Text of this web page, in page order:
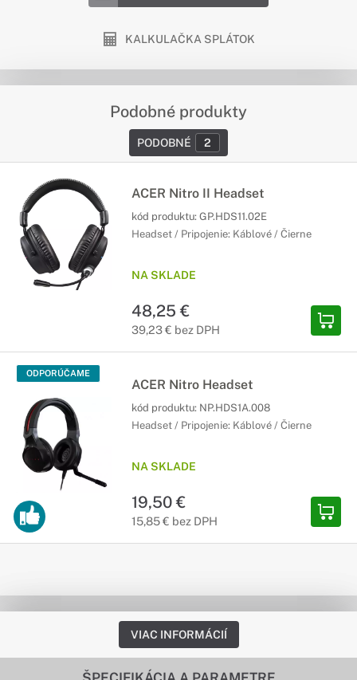
KALKULAČKA SPLÁTOK
Podobné produkty
PODOBNÉ 2
ACER Nitro II Headset
kód produktu: GP.HDS11.02E
Headset / Pripojenie: Káblové / Čierne
NA SKLADE
48,25 €
39,23 € bez DPH
ODPORÚČAME
ACER Nitro Headset
kód produktu: NP.HDS1A.008
Headset / Pripojenie: Káblové / Čierne
NA SKLADE
19,50 €
15,85 € bez DPH
VIAC INFORMÁCIÍ